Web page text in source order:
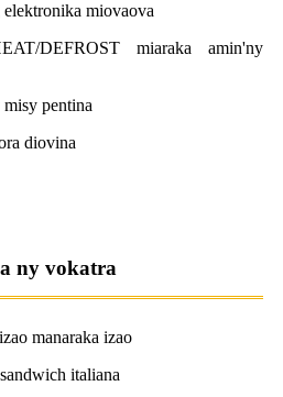
miovaova
DEFROST miaraka amin'ny
pentina
diovina
ny vokatra
manaraka izao
italiana